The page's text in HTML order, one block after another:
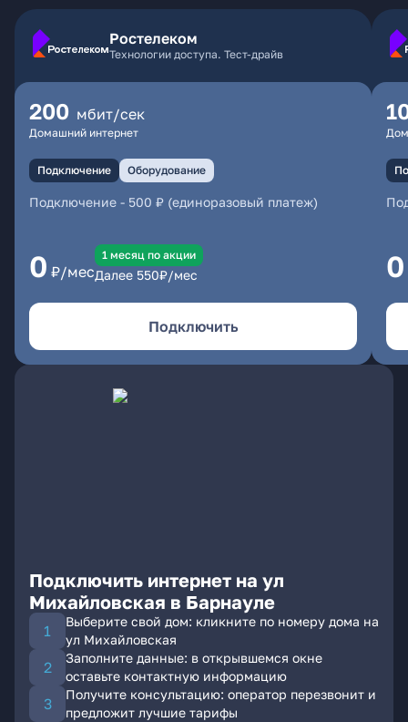
Ростелеком
Технологии доступа. Тест-драйв
200 мбит/сек
Домашний интернет
Подключение Оборудование
Подключение - 500 ₽ (единоразовый платеж)
0 ₽/мес
1 месяц по акции
Далее 550₽/мес
Подключить
0
Подключить интернет на ул
Михайловская в Барнауле
Выберите свой дом: кликните по номеру дома на
ул Михайловская
Заполните данные: в открывшемся окне
оставьте контактную информацию
Получите консультацию: оператор перезвонит и
предложит лучшие тарифы